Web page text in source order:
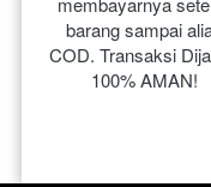
barang sampai
COD. Transaksi
100% AMAN!